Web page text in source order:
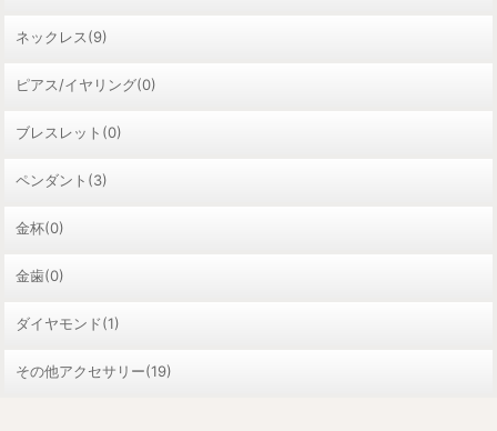
ネックレス(9)
ピアス/イヤリング(0)
ブレスレット(0)
ペンダント(3)
金杯(0)
金歯(0)
ダイヤモンド(1)
その他アクセサリー(19)